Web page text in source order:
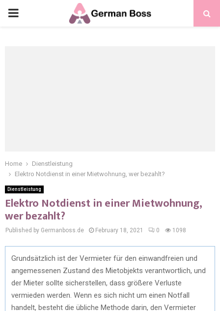
Home
Dienstleistung
Elektro Notdienst in einer Mietwohnung, wer bezahlt?
Dienstleistung
Elektro Notdienst in einer Mietwohnung,
wer bezahlt?
Published by Germanboss.de February 18, 2021 0 1098
Grundsätzlich ist der Vermieter für den einwandfreien und
angemessenen Zustand des Mietobjekts verantwortlich, und
der Mieter sollte sicherstellen, dass größere Verluste
vermieden werden. Wenn es sich nicht um einen Notfall
handelt, besteht die übliche Methode darin, den Vermieter